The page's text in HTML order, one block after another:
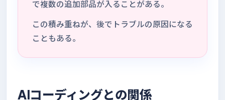
で複数の追加部品が入ることがある。
この積み重ねが、後でトラブルの原因になる
こともある。
AIコーディングとの関係